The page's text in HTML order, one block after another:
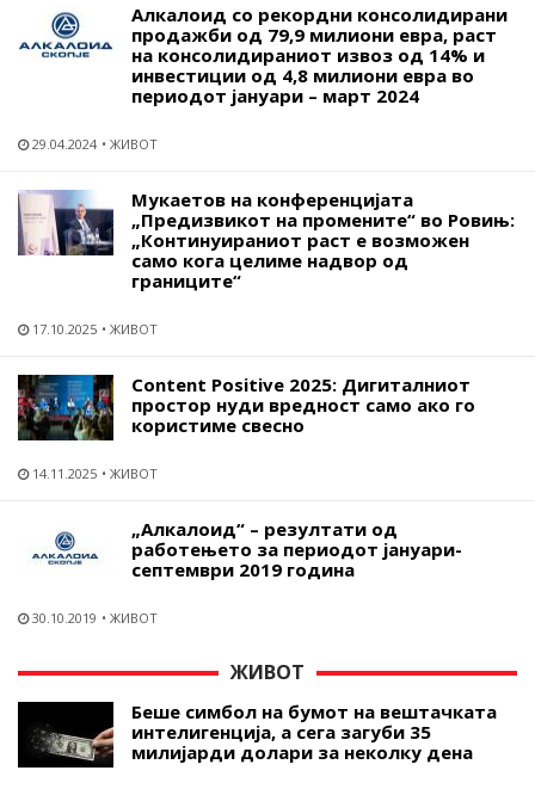
Алкалоид со рекордни консолидирани
продажби од 79,9 милиони евра, раст
на консолидираниот извоз од 14% и
инвестиции од 4,8 милиони евра во
периодот јануари – март 2024
29.04.2024 ЖИВОТ
Мукаетов на конференцијата
„Предизвикот на промените“ во Ровињ:
„Континуираниот раст е возможен
само кога целиме надвор од
границите“
17.10.2025 ЖИВОТ
Content Positive 2025: Дигиталниот
простор нуди вредност само ако го
користиме свесно
14.11.2025 ЖИВОТ
„Алкалоид“ – резултати од
работењето за периодот јануари-
септември 2019 година
30.10.2019 ЖИВОТ
ЖИВОТ
Беше симбол на бумот на вештачката
интелигенција, а сега загуби 35
милијарди долари за неколку дена